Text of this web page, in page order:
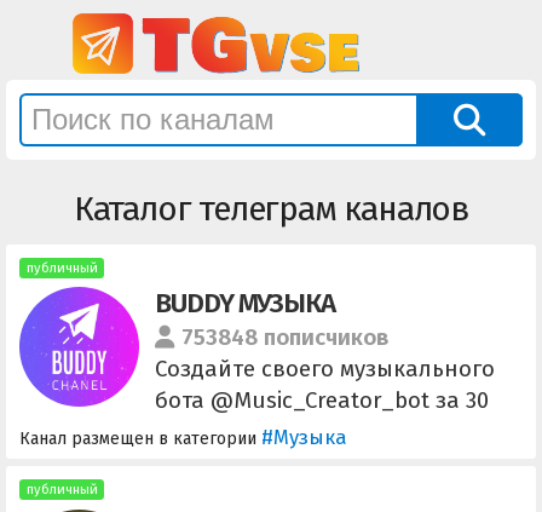
Каталог телеграм каналов
публичный
BUDDY МУЗЫКА
753848 пописчиков
Создайте своего музыкального
бота @Music_Creator_bot за 30
секунд. Чат: @Buddy_music_chat
Канал размещен в категории #Музыка
публичный